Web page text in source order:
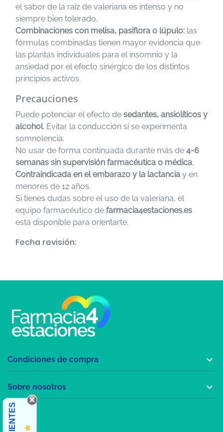
el sabor de la raíz de valeriana es intenso y no
siempre bien tolerado.
Combinaciones con melisa, pasiflora o lúpulo: las
fórmulas combinadas tienen mayor evidencia que
las plantas individuales para el insomnio y la
ansiedad por el efecto sinérgico de los distintos
principios activos.
Precauciones
Puede potenciar el efecto de sedantes, ansiolíticos y
alcohol. Evitar la conducción si se experimenta
somnolencia.
No usar de forma continuada durante más de 4-6
semanas sin supervisión farmacéutica o médica.
Contraindicada en el embarazo y la lactancia y en
menores de 12 años.
Si tienes dudas sobre el uso de la valeriana, el
equipo farmacéutico de farmacia4estaciones.es
está disponible para orientarte.
Fecha revisión:
Condiciones de compra 
Sobre nosotros 